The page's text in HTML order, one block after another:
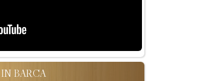
BARCA